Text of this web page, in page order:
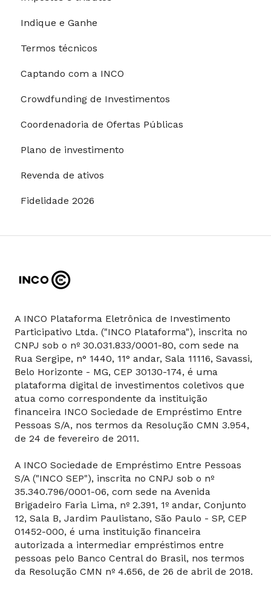
Modalidades de pagamento
Riscos e garantias
Restrições para investimentos
Indique e Ganhe
Termos técnicos
Captando com a INCO
Crowdfunding de Investimentos
Coordenadoria de Ofertas Públicas
Plano de investimento
Revenda de ativos
Fidelidade 2026
A INCO Plataforma Eletrônica de Investimento
Participativo Ltda. ("INCO Plataforma"), inscrita no
CNPJ sob o nº 30.031.833/0001-80, com sede na
Rua Sergipe, n° 1440, 11° andar, Sala 11116, Savassi,
Belo Horizonte - MG, CEP 30130-174, é uma
plataforma digital de investimentos coletivos que
atua como correspondente da instituição
financeira INCO Sociedade de Empréstimo Entre
Pessoas S/A, nos termos da Resolução CMN 3.954,
de 24 de fevereiro de 2011.
A INCO Sociedade de Empréstimo Entre Pessoas
S/A ("INCO SEP"), inscrita no CNPJ sob o nº
35.340.796/0001-06, com sede na Avenida
Brigadeiro Faria Lima, nº 2.391, 1º andar, Conjunto
12, Sala B, Jardim Paulistano, São Paulo - SP, CEP
01452-000, é uma instituição financeira
autorizada a intermediar empréstimos entre
pessoas pelo Banco Central do Brasil, nos termos
da Resolução CMN nº 4.656, de 26 de abril de 2018.